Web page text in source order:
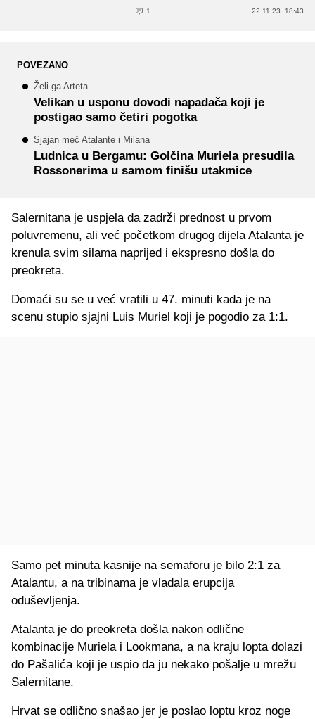
1 22.11.23. 18:43
POVEZANO
Želi ga Arteta
Velikan u usponu dovodi napadača koji je
postigao samo četiri pogotka
Sjajan meč Atalante i Milana
Ludnica u Bergamu: Golčina Muriela presudila
Rossonerima u samom finišu utakmice
Salernitana je uspjela da zadrži prednost u prvom
poluvremenu, ali već početkom drugog dijela Atalanta je
krenula svim silama naprijed i ekspresno došla do
preokreta.
Domaći su se u već vratili u 47. minuti kada je na
scenu stupio sjajni Luis Muriel koji je pogodio za 1:1.
Samo pet minuta kasnije na semaforu je bilo 2:1 za
Atalantu, a na tribinama je vladala erupcija
oduševljenja.
Atalanta je do preokreta došla nakon odlične
kombinacije Muriela i Lookmana, a na kraju lopta dolazi
do Pašalića koji je uspio da ju nekako pošalje u mrežu
Salernitane.
Hrvat se odlično snašao jer je poslao loptu kroz noge